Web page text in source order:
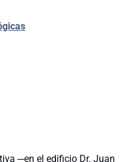
─en el edificio Dr. Juan